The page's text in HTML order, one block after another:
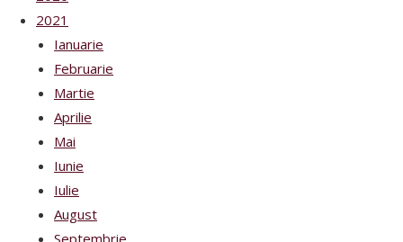
2021
Ianuarie
Februarie
Martie
Aprilie
Mai
Iunie
Iulie
August
Septembrie